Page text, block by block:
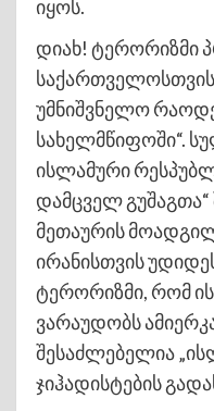
იყოს.
დიახ! ტერორიზმი
უმნიშვნელო
სახელმწიფოში“.
ისლამური
დამცველ
მეთაურის
ირანისთვის
ტერორიზმი, რომ ის
ვარაუდობს
შესაძლებელია
ჯიჰადისტების